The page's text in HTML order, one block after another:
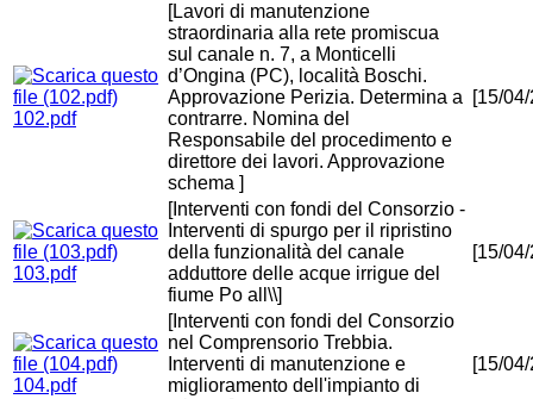
102.pdf
[Lavori di manutenzione
straordinaria alla rete promiscua
sul canale n. 7, a Monticelli
d’Ongina (PC), località Boschi.
Approvazione Perizia. Determina a
contrarre. Nomina del
Responsabile del procedimento e
direttore dei lavori. Approvazione
schema ]
[15/
103.pdf
[Interventi con fondi del Consorzio -
Interventi di spurgo per il ripristino
della funzionalità del canale
adduttore delle acque irrigue del
fiume Po all\\]
[15/
104.pdf
[Interventi con fondi del Consorzio
nel Comprensorio Trebbia.
Interventi di manutenzione e
miglioramento dell'impianto di
[15/